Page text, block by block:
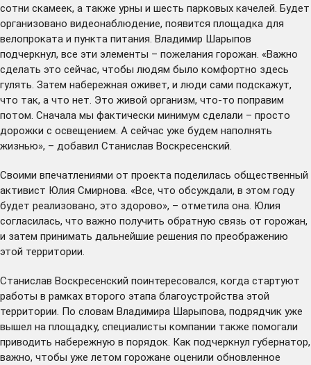
сотни скамеек, а также урны и шесть парковых качелей. Будет
организовано видеонаблюдение, появится площадка для
велопроката и пункта питания. Владимир Шарыпов
подчеркнул, все эти элементы – пожелания горожан. «Важно
сделать это сейчас, чтобы людям было комфортно здесь
гулять. Затем набережная оживет, и люди сами подскажут,
что так, а что нет. Это живой организм, что-то поправим
потом. Сначала мы фактически минимум сделали – просто
дорожки с освещением. А сейчас уже будем наполнять
жизнью», – добавил Станислав Воскресенский.
Своими впечатлениями от проекта поделилась общественный
активист Юлия Смирнова. «Все, что обсуждали, в этом году
будет реализовано, это здорово», – отметила она. Юлия
согласилась, что важно получить обратную связь от горожан,
и затем принимать дальнейшие решения по преображению
этой территории.
Станислав Воскресенский поинтересовался, когда стартуют
работы в рамках второго этапа благоустройства этой
территории. По словам Владимира Шарыпова, подрядчик уже
вышел на площадку, специалисты компании также помогали
приводить набережную в порядок. Как подчеркнул губернатор,
важно, чтобы уже летом горожане оценили обновленное